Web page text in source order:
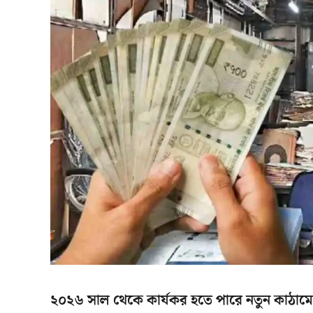
২০২৬ সাল থেকে কার্যকর হতে পারে নতুন